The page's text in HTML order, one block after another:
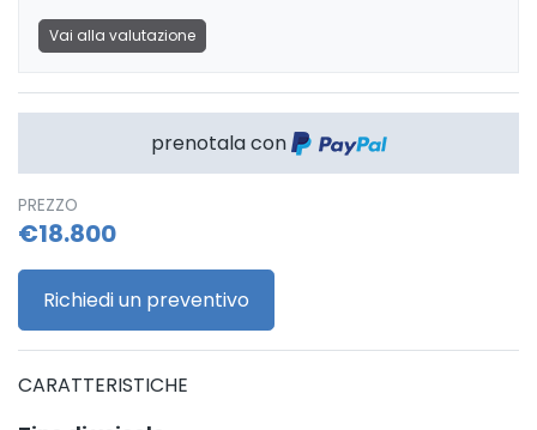
Vai alla valutazione
prenotala con
PREZZO
€18.800
Richiedi un preventivo
CARATTERISTICHE